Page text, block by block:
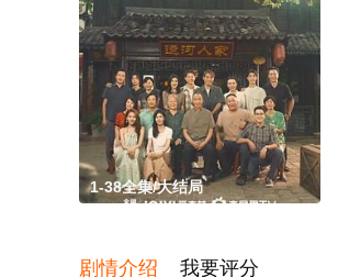
1-38全集/大结局
剧情介绍 我要评分